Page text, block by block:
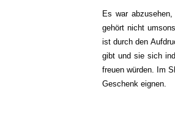
Es war
gehört nicht
ist durch den
gibt und sie sich
freuen würden. Im
Geschenk eignen.